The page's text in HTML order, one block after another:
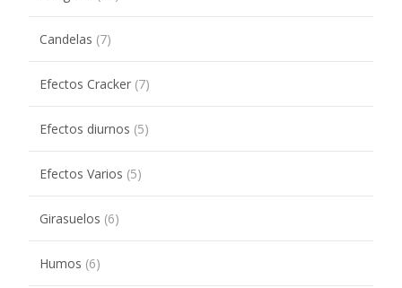
Candelas (7)
Efectos Cracker (7)
Efectos diurnos (5)
Efectos Varios (5)
Girasuelos (6)
Humos (6)